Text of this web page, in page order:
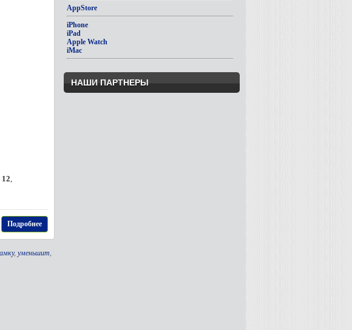
12,
Подробнее
, уменьшит,
AppStore
iPhone
iPad
Apple Watch
iMac
НАШИ ПАРТНЕРЫ